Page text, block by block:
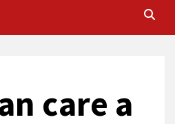
care a